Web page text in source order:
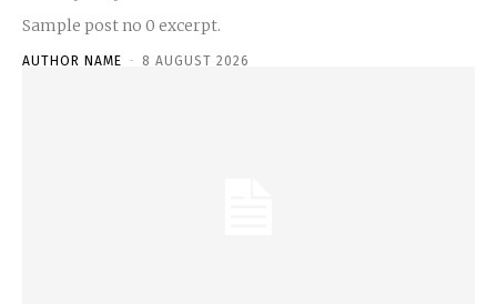
Sample post no 0 excerpt.
AUTHOR NAME - 8 AUGUST 2026